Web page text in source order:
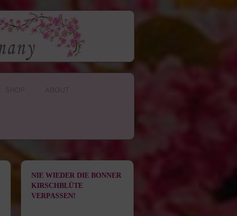
SHOP ABOUT
NIE WIEDER DIE BONNER
KIRSCHBLÜTE
VERPASSEN!